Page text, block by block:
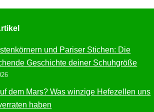
und Pariser Stichen: Die
Geschichte deiner Schuhgröße
dem Mars? Was winzige Hefezellen uns
haben